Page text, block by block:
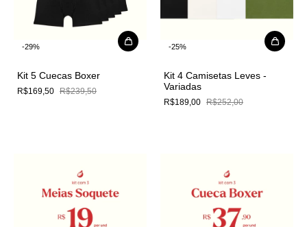
-29%
Kit 5 Cuecas Boxer
R$169,50 R$239,50
-25%
Kit 4 Camisetas Leves -
Variadas
R$189,00 R$252,00